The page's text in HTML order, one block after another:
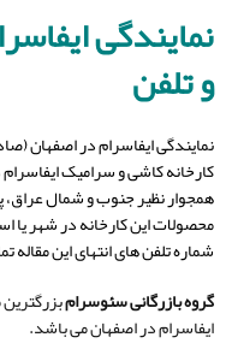
نمایندگی
و تلفن
نمایندگی ایفاسرام در اصفهان
کارخانه کاشی و سرامیک
همجوار نظیر جنوب و شمال
محصولات این کارخانه در شهر یا
شماره تلفن های انتهای این
گروه بازرگانی سئوسرام
ایفاسرام در اصفهان می باشد.